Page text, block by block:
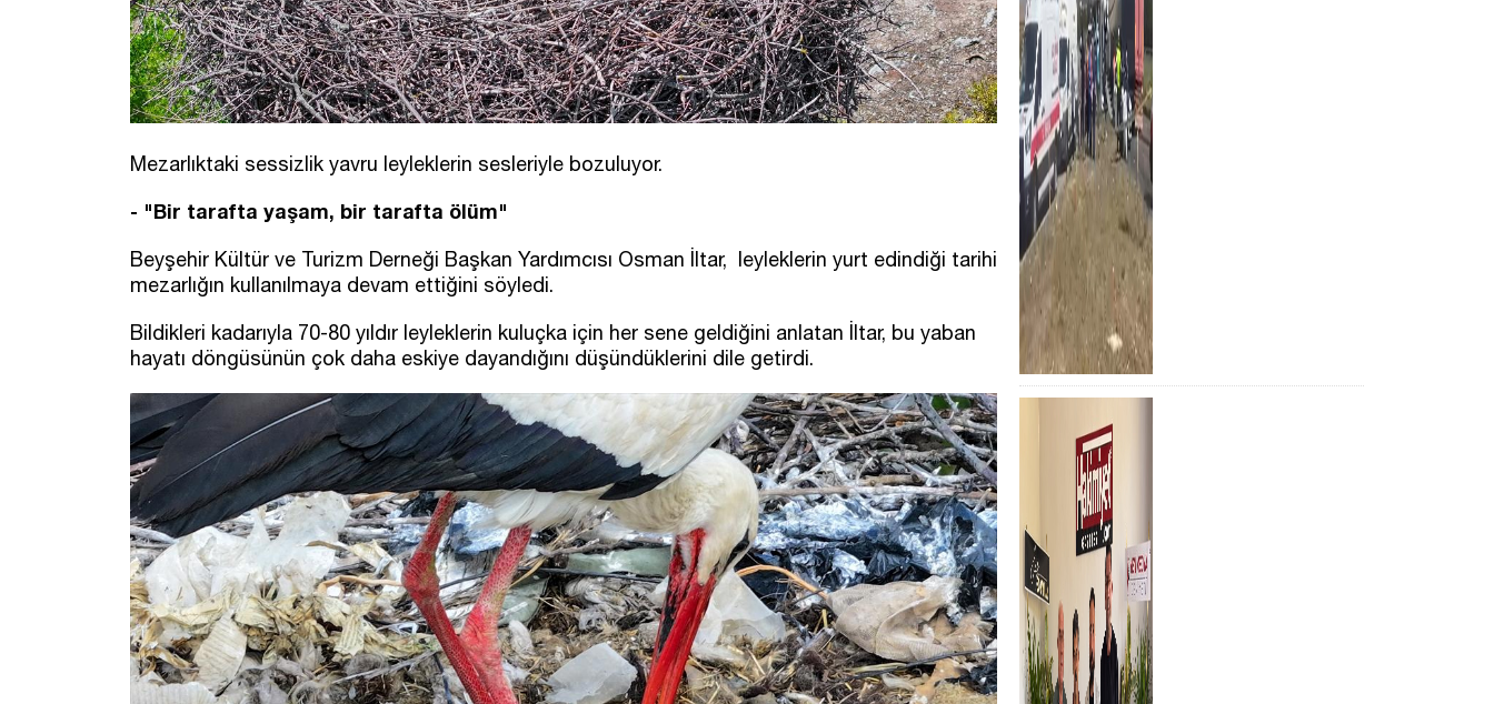
Mezarlıktaki sessizlik yavru leyleklerin sesleriyle bozuluyor.
- "Bir tarafta yaşam, bir tarafta ölüm"
Beyşehir Kültür ve Turizm Derneği Başkan Yardımcısı Osman İltar, leyleklerin yurt edindiği tarihi
mezarlığın kullanılmaya devam ettiğini söyledi.
Bildikleri kadarıyla 70-80 yıldır leyleklerin kuluçka için her sene geldiğini anlatan İltar, bu yaban
hayatı döngüsünün çok daha eskiye dayandığını düşündüklerini dile getirdi.